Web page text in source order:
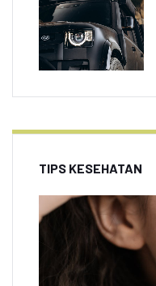
TIPS KESEHATAN